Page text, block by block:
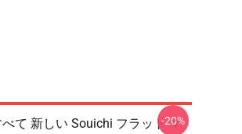
べて 新しい Souichi フラット マ
-20%